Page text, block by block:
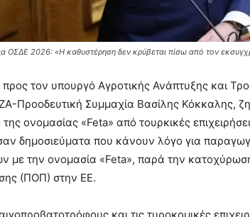
ΟΣΔΕ 2026: «Η καθυστέρηση δεν κρύβεται πίσω από τον
τον υπουργό Αγροτικής Ανάπτυξης και
Προοδευτική Συμμαχία Βασίλης Κόκκαλης,
ονομασίας «Feta» από τουρκικές
δημοσιεύματα που κάνουν λόγο για
με την ονομασία «Feta», παρά την
(ΠΟΠ) στην ΕΕ.